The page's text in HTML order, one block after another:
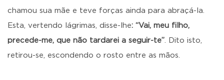
chamou sua mãe e teve forças ainda para abraçá-la.
Esta, vertendo lágrimas, disse-lhe: “Vai, meu filho,
precede-me, que não tardarei a seguir-te”. Dito isto,
retirou-se, escondendo o rosto entre as mãos.